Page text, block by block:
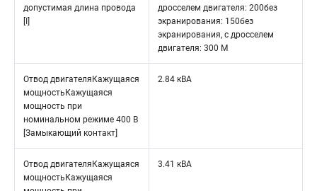
допустимая длина провода
дросселем двигателя: 200без
экранирования: 150без
экранирования, с дросселем
двигателя: 300 M
Отвод двигателяКажущаяся
мощностьКажущаяся
мощность при
номинальном режиме 400 В
[Замыкающий контакт]
2.84 кВА
Отвод двигателяКажущаяся
мощностьКажущаяся
3.41 кВА